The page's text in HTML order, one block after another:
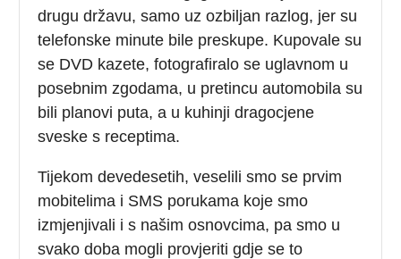
drugu državu, samo uz ozbiljan razlog, jer su
telefonske minute bile preskupe. Kupovale su
se DVD kazete, fotografiralo se uglavnom u
posebnim zgodama, u pretincu automobila su
bili planovi puta, a u kuhinji dragocjene
sveske s receptima.
Tijekom devedesetih, veselili smo se prvim
mobitelima i SMS porukama koje smo
izmjenjivali i s našim osnovcima, pa smo u
svako doba mogli provjeriti gdje se to